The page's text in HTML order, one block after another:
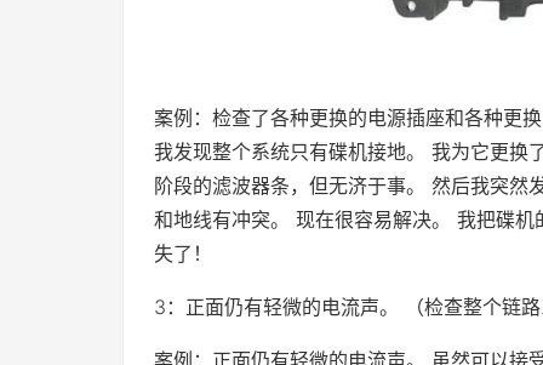
案例：检查了各种更换的电源插座和各种更
我发现整个系统只有碟机接地。 我为它更换
阶段的滤波器条，但无济于事。 然后我突然
和地线有冲突。 现在很容易解决。 我把碟
失了！
3：正面仍有轻微的电流声。 （检查整个链
案例：正面仍有轻微的电流声。 虽然可以接